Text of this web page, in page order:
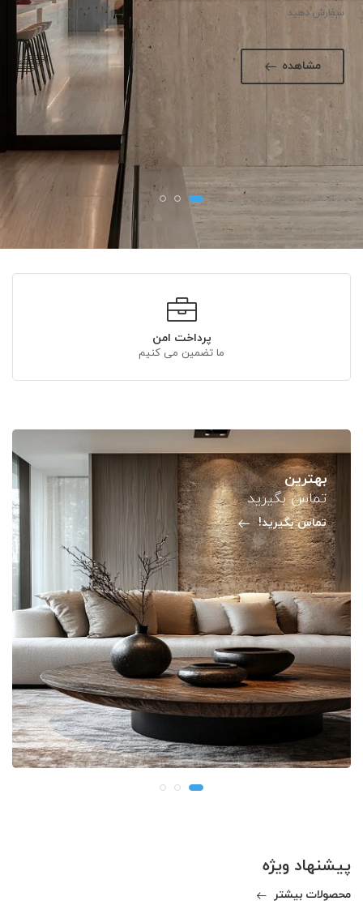
سفارش دهید
مشاهده
پرداخت امن
ما تضمین می کنیم
بهترین
تماس بگیرید
تماس بگیرید!
پیشنهاد ویژه
محصولات بیشتر